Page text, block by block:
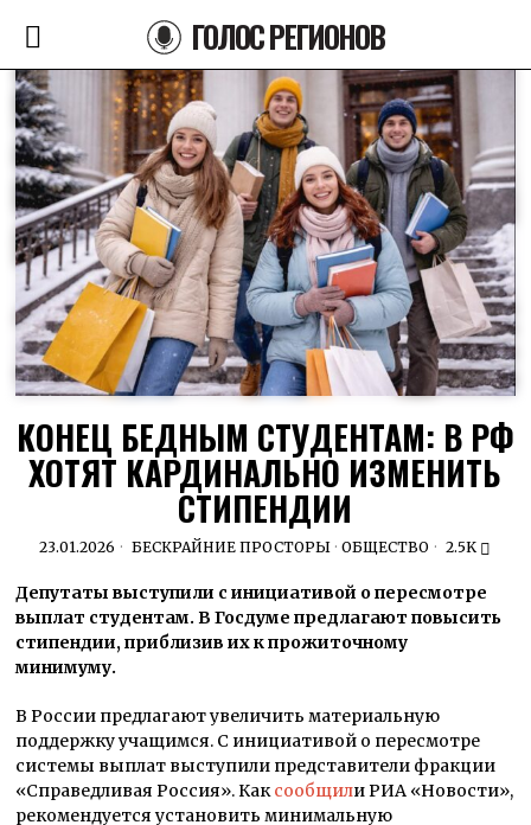
ГОЛОС РЕГИОНОВ
КОНЕЦ БЕДНЫМ СТУДЕНТАМ: В РФ
ХОТЯТ КАРДИНАЛЬНО ИЗМЕНИТЬ
СТИПЕНДИИ
23.01.2026 БЕСКРАЙНИЕ ПРОСТОРЫ · ОБЩЕСТВО 2.5K
Депутаты выступили с инициативой о пересмотре
выплат студентам. В Госдуме предлагают повысить
стипендии, приблизив их кпрожиточному
минимуму.
В России предлагают увеличить материальную
поддержку учащимся. С инициативой о пересмотре
системы выплат выступили представители фракции
«Справедливая Россия». Каксообщили РИА «Новости»,
рекомендуется установить минимальную